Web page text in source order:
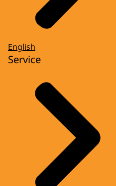
English
Service